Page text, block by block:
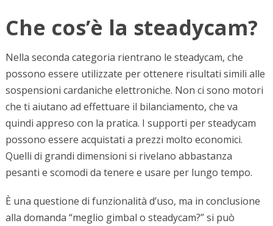
Che cos’è la steadycam?
Nella seconda categoria rientrano le steadycam, che
possono essere utilizzate per ottenere risultati simili alle
sospensioni cardaniche elettroniche. Non ci sono motori
che ti aiutano ad effettuare il bilanciamento, che va
quindi appreso con la pratica. I supporti per steadycam
possono essere acquistati a prezzi molto economici.
Quelli di grandi dimensioni si rivelano abbastanza
pesanti e scomodi da tenere e usare per lungo tempo.
È una questione di funzionalità d’uso, ma in conclusione
alla domanda “meglio gimbal o steadycam?” si può